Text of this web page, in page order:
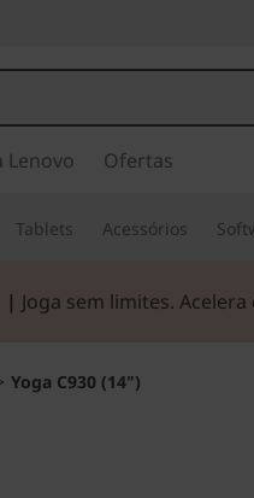
Lenovo Ofertas
Tablets Acessórios
| Joga sem limites.
Yoga C930 (14")